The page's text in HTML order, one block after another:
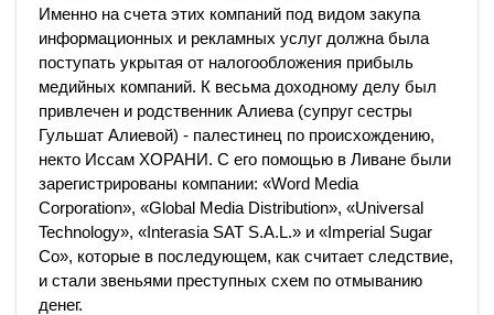
Именно на счета этих компаний под видом закупа
информационных и рекламных услуг должна была
поступать укрытая от налогообложения прибыль
медийных компаний. К весьма доходному делу был
привлечен и родственник Алиева (супруг сестры
Гульшат Алиевой) - палестинец по происхождению,
некто Иссам ХОРАНИ. С его помощью в Ливане были
зарегистрированы компании: «Word Media
Corporation», «Global Media Distribution», «Universal
Technology», «Interasia SAT S.A.L.» и «Imperial Sugar
Co», которые в последующем, как считает следствие,
и стали звеньями преступных схем по отмыванию
денег.